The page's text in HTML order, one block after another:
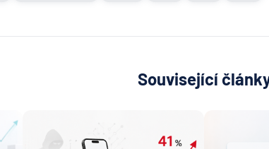
Související